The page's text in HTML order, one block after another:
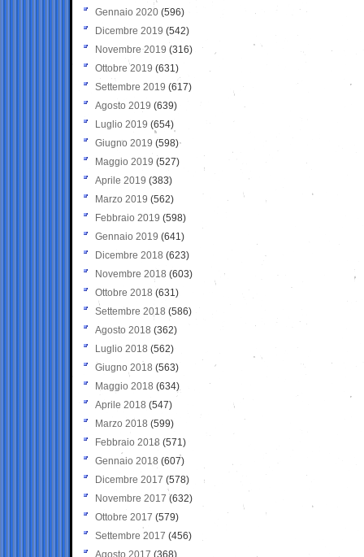
Gennaio 2020 (596)
Dicembre 2019 (542)
Novembre 2019 (316)
Ottobre 2019 (631)
Settembre 2019 (617)
Agosto 2019 (639)
Luglio 2019 (654)
Giugno 2019 (598)
Maggio 2019 (527)
Aprile 2019 (383)
Marzo 2019 (562)
Febbraio 2019 (598)
Gennaio 2019 (641)
Dicembre 2018 (623)
Novembre 2018 (603)
Ottobre 2018 (631)
Settembre 2018 (586)
Agosto 2018 (362)
Luglio 2018 (562)
Giugno 2018 (563)
Maggio 2018 (634)
Aprile 2018 (547)
Marzo 2018 (599)
Febbraio 2018 (571)
Gennaio 2018 (607)
Dicembre 2017 (578)
Novembre 2017 (632)
Ottobre 2017 (579)
Settembre 2017 (456)
Agosto 2017 (368)